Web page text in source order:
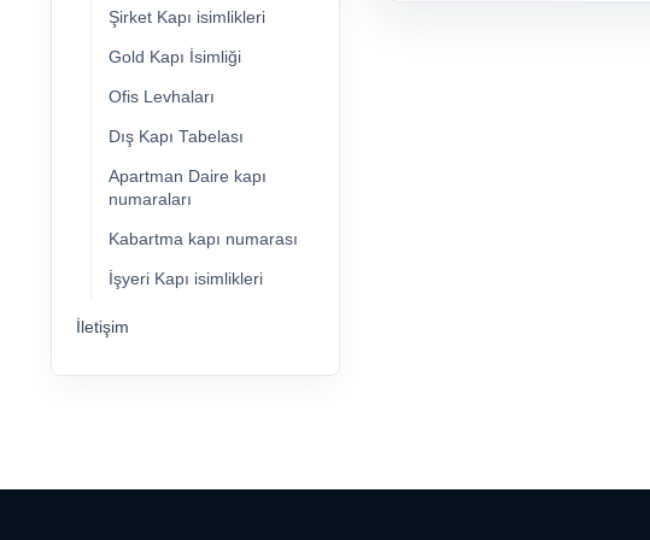
Şirket Kapı isimlikleri
Gold Kapı İsimliği
Ofis Levhaları
Dış Kapı Tabelası
Apartman Daire kapı
numaraları
Kabartma kapı numarası
İşyeri Kapı isimlikleri
İletişim